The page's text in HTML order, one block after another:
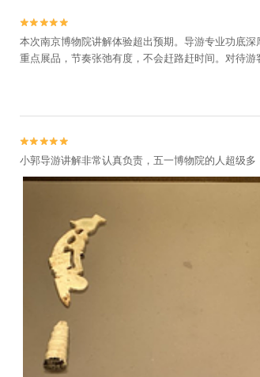


本次南京博物院讲解体验超出预期。导游专业功底
重点展品，节奏张弛有度，不会赶路赶时间。对待


小郭导游讲解非常认真负责，五一博物院的人超级